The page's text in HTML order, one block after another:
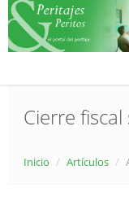
Cierre
Inicio / Artículos /